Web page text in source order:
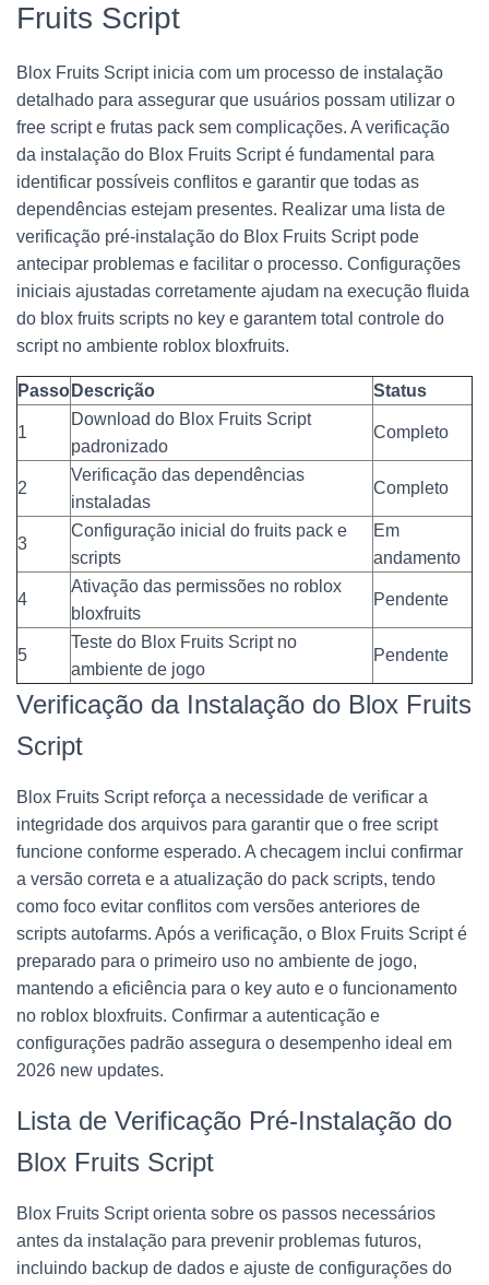
Fruits Script
Blox Fruits Script inicia com um processo de instalação
detalhado para assegurar que usuários possam utilizar o
free script e frutas pack sem complicações. A verificação
da instalação do Blox Fruits Script é fundamental para
identificar possíveis conflitos e garantir que todas as
dependências estejam presentes. Realizar uma lista de
verificação pré-instalação do Blox Fruits Script pode
antecipar problemas e facilitar o processo. Configurações
iniciais ajustadas corretamente ajudam na execução fluida
do blox fruits scripts no key e garantem total controle do
script no ambiente roblox bloxfruits.
Passo Descrição Status
1
Download do Blox Fruits Script
padronizado
Completo
2
Verificação das dependências
instaladas
Completo
3
Configuração inicial do fruits pack e
scripts
Em
andamento
4
Ativação das permissões no roblox
bloxfruits
Pendente
5
Teste do Blox Fruits Script no
ambiente de jogo
Pendente
Verificação da Instalação do Blox Fruits
Script
Blox Fruits Script reforça a necessidade de verificar a
integridade dos arquivos para garantir que o free script
funcione conforme esperado. A checagem inclui confirmar
a versão correta e a atualização do pack scripts, tendo
como foco evitar conflitos com versões anteriores de
scripts autofarms. Após a verificação, o Blox Fruits Script é
preparado para o primeiro uso no ambiente de jogo,
mantendo a eficiência para o key auto e o funcionamento
no roblox bloxfruits. Confirmar a autenticação e
configurações padrão assegura o desempenho ideal em
2026 new updates.
Lista de Verificação Pré-Instalação do
Blox Fruits Script
Blox Fruits Script orienta sobre os passos necessários
antes da instalação para prevenir problemas futuros,
incluindo backup de dados e ajuste de configurações do